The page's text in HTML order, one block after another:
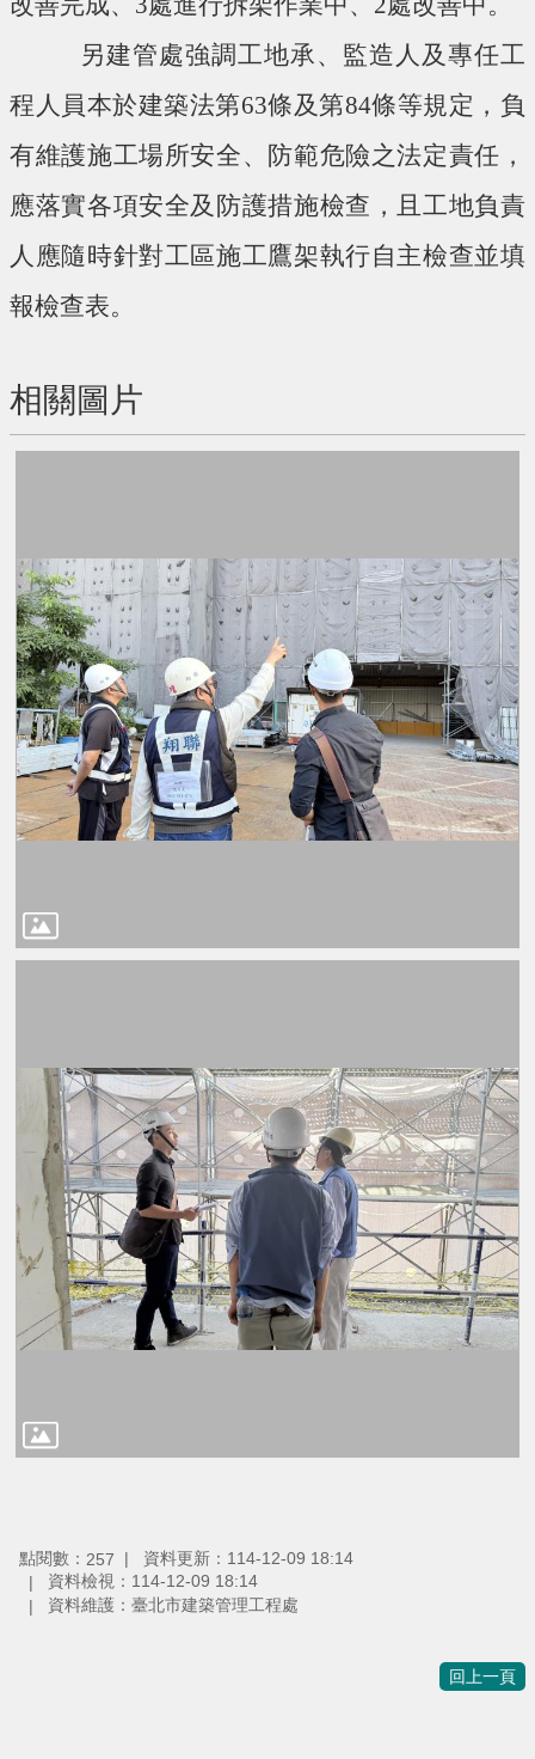
另建管處強調工地承、監造人及專任工
程人員本於建築法第63條及第84條等規定，負
有維護施工場所安全、防範危險之法定責任，
應落實各項安全及防護措施檢查，且工地負責
人應隨時針對工區施工鷹架執行自主檢查並填
報檢查表。
相關圖片
點閱數： 257
資料更新：114-12-09 18:14
資料檢視：114-12-09 18:14
資料維護：臺北市建築管理工程處
回上一頁